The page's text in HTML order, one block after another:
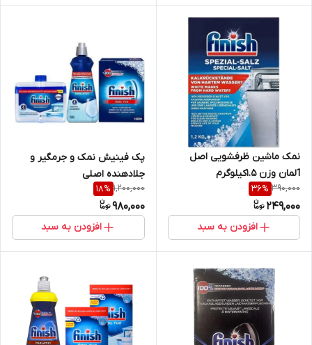
نمک ماشین ظرفشویی اصل
آلمان وزن 1.5کیلوگرم
390,000
36%
249,000
افزودن به سبد
پک فینیش نمک و جرمگیر و
جلادهنده اصلی
1,200,000
18%
980,000
افزودن به سبد